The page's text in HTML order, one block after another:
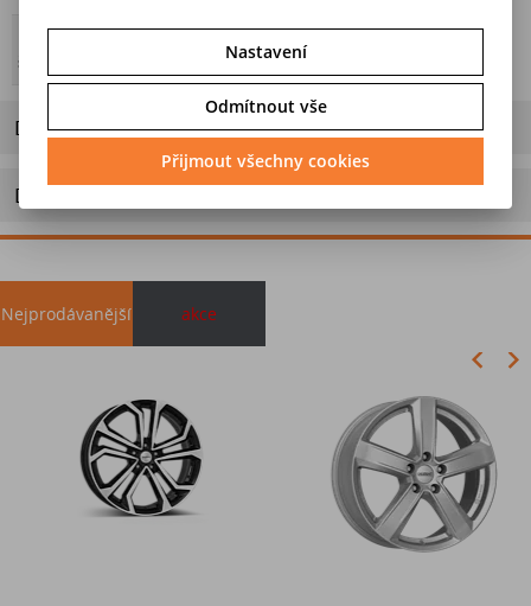
štítek
Dotaz na výrobek
Doporučit výrobek
Nejprodávanější akce
Nastavení
Odmítnout vše
Přijmout všechny cookies